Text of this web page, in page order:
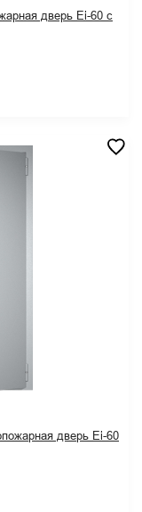
дверь Ei-60 с
дверь Ei-60